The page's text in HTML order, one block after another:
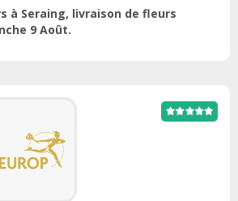
à Seraing, livraison de fleurs
9 Août.